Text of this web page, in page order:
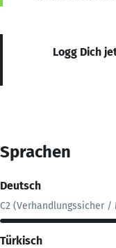
Logg Dich
Sprachen
Deutsch
C2 (Verhandlungssicher
Türkisch